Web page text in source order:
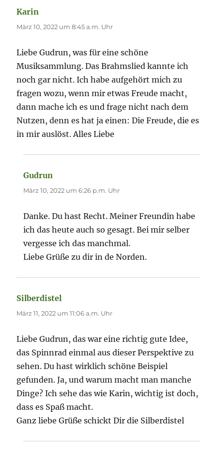
Karin
März 10, 2022 um 8:45 a.m. Uhr
Liebe Gudrun, was für eine schöne
Musiksammlung. Das Brahmslied kannte ich
noch gar nicht. Ich habe aufgehört mich zu
fragen wozu, wenn mir etwas Freude macht,
dann mache ich es und frage nicht nach dem
Nutzen, denn es hat ja einen: Die Freude, die es
in mir auslöst. Alles Liebe
Gudrun
März 10, 2022 um 6:26 p.m. Uhr
Danke. Du hast Recht. Meiner Freundin habe
ich das heute auch so gesagt. Bei mir selber
vergesse ich das manchmal.
Liebe Grüße zu dir in de Norden.
Silberdistel
März 11, 2022 um 11:06 a.m. Uhr
Liebe Gudrun, das war eine richtig gute Idee,
das Spinnrad einmal aus dieser Perspektive zu
sehen. Du hast wirklich schöne Beispiel
gefunden. Ja, und warum macht man manche
Dinge? Ich sehe das wie Karin, wichtig ist doch,
dass es Spaß macht.
Ganz liebe Grüße schickt Dir die Silberdistel